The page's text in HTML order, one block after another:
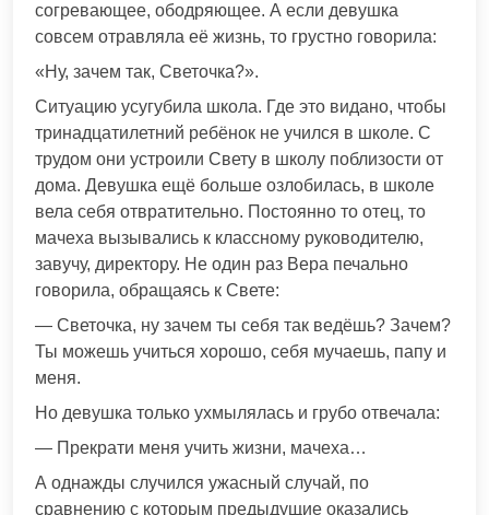
согревающее, ободряющее. А если девушка
совсем отравляла её жизнь, то грустно говорила:
«Ну, зачем так, Светочка?».
Ситуацию усугубила школа. Где это видано, чтобы
тринадцатилетний ребёнок не учился в школе. С
трудом они устроили Свету в школу поблизости от
дома. Девушка ещё больше озлобилась, в школе
вела себя отвратительно. Постоянно то отец, то
мачеха вызывались к классному руководителю,
завучу, директору. Не один раз Вера печально
говорила, обращаясь к Свете:
— Светочка, ну зачем ты себя так ведёшь? Зачем?
Ты можешь учиться хорошо, себя мучаешь, папу и
меня.
Но девушка только ухмылялась и грубо отвечала:
— Прекрати меня учить жизни, мачеха…
А однажды случился ужасный случай, по
сравнению с которым предыдущие оказались